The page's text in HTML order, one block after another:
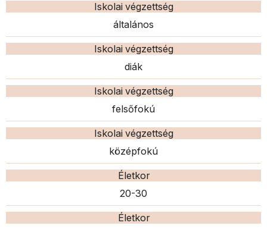
Iskolai végzettség
általános
Iskolai végzettség
diák
Iskolai végzettség
felsőfokú
Iskolai végzettség
középfokú
Életkor
20-30
Életkor